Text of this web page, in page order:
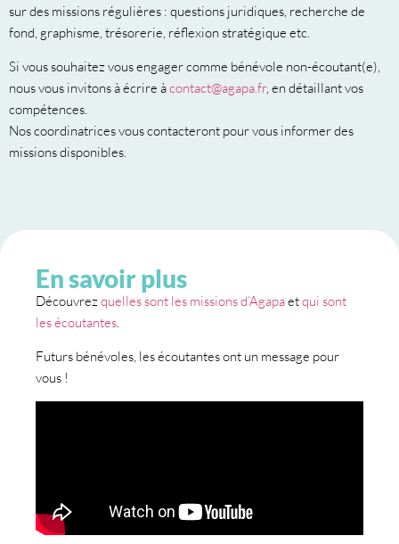
sur des missions régulières : questions juridiques, recherche de
fond, graphisme, trésorerie, réflexion stratégique etc.
Si vous souhaitez vous engager comme bénévole non-écoutant(e),
nous vous invitons à écrire àcontact@agapa.fr, en détaillant vos
compétences.
Nos coordinatrices vous contacteront pour vous informer des
missions disponibles.
En savoir plus
Découvrez quelles sont les missions d’Agapaetqui sont
les écoutantes
Futurs bénévoles, les écoutantes ont un message pour
vous !